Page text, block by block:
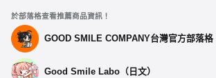
於部落格查看推薦商品資訊！
GOOD SMILE COMPANY台灣官方部落格
Good Smile Labo（日文）